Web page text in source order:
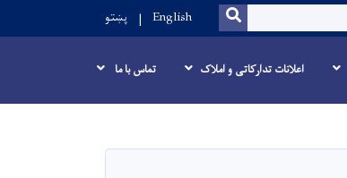
SEARCH
English پښتو
اعلانات تدارکاتی و املاک تماس با ما